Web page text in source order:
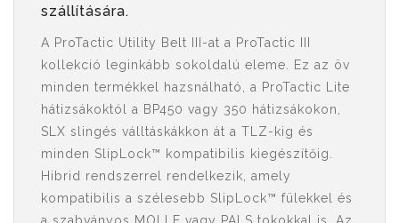
szállítására.
A ProTactic Utility Belt III-at a ProTactic III
kollekció leginkább sokoldalú eleme. Ez az öv
minden termékkel hazsnálható, a ProTactic Lite
hátizsákoktól a BP450 vagy 350 hátizsákokon,
SLX slingés válltáskákkon át a TLZ-kig és
minden SlipLock™ kompatibilis kiegészítőig.
Hibrid rendszerrel rendelkezik, amely
kompatibilis a szélesebb SlipLock™ fülekkel és